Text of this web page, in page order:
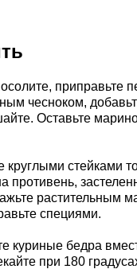
приправьте
чесноком,
Оставьте
круглыми стейками
противень,
растительным
специями.
куриные бедра
при 180